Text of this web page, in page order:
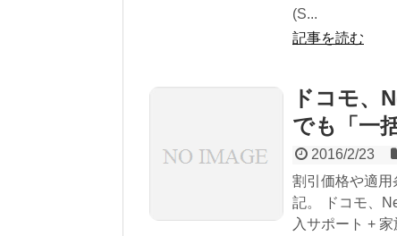
(S...
記事を読む
ドコモ、
でも「一
2016/2/23
割引価格や適用
記。 ドコモ、
入サポート +